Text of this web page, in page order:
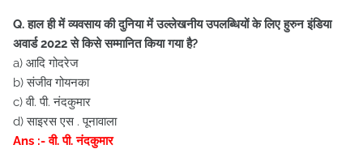
Q. हाल ही में व्यवसाय की दुनिया में उल्लेखनीय उपलब्धियों के लिए हुरुन इंडिया
अवार्ड 2022 से किसे सम्मानित किया गया है?
a) आदि गोदरेज
b) संजीव गोयनका
c) वी. पी. नंदकुमार
d) साइरस एस . पूनावाला
Ans :- वी. पी. नंदकुमार